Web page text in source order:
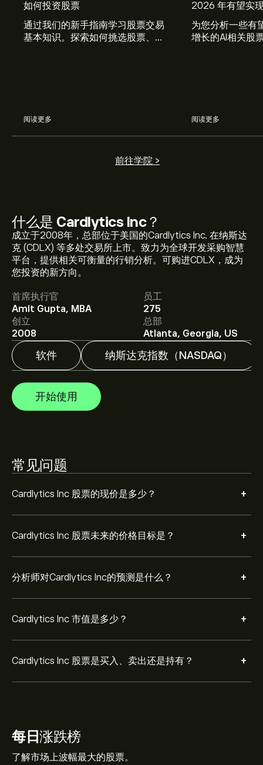
什么是 Cardlytics Inc？
成立于2008年，总部位于美国的Cardlytics Inc. 在纳斯达
克 (CDLX) 等多处交易所上市。致力为全球开发采购智慧
平台，提供相关可衡量的行销分析。可购进CDLX，成为
您投资的新方向。
首席执行官
Amit Gupta, MBA
员工
275
创立
2008
总部
Atlanta, Georgia, US
软件 纳斯达克指数（NASDAQ）
开始使用
如何投资股票
通过我们的新手指南学习股票交易
基本知识。探索如何挑选股票、管
阅读更多
2026 年有望实
为您分析一些有
增长的AI相关股
阅读更多
前往学院 >
常见问题
Cardlytics Inc 股票的现价是多少？ +
CDLX 现价为‎$‎4.09。
Cardlytics Inc 股票未来的价格目标是？ +
得详细的分析师预测及价格目标。
分析师对Cardlytics Inc的预测是什么？ +
分析师根据市场趋势、财务报告和预期增长对Cardlytics
Inc的预测。查看最新预测，了解未来价格走势。
Cardlytics Inc 市值是多少？ +
Cardlytics Inc 市值为 ‎$‎23.75M 美元
Cardlytics Inc 股票是买入、卖出还是持有？ +
根据 2 位分析师在过去三个月对 CDLX 的建议，总体共识
每日涨跌榜
了解市场上波幅最大的股票。